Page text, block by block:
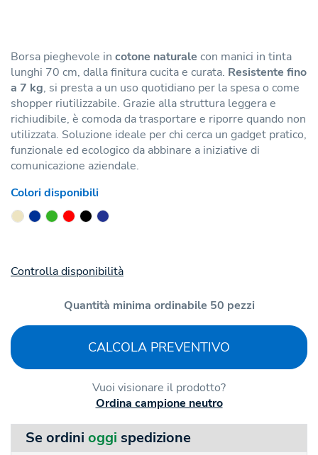
Borsa pieghevole in cotone naturale con manici in tinta
lunghi 70 cm, dalla finitura cucita e curata. Resistente fino
a 7 kg, si presta a un uso quotidiano per la spesa o come
shopper riutilizzabile. Grazie alla struttura leggera e
richiudibile, è comoda da trasportare e riporre quando non
utilizzata. Soluzione ideale per chi cerca un gadget pratico,
funzionale ed ecologico da abbinare a iniziative di
comunicazione aziendale.
Colori disponibili
Controlla disponibilità
Quantità minima ordinabile 50 pezzi
CALCOLA PREVENTIVO
Vuoi visionare il prodotto?
Ordina campione neutro
Se ordini oggi spedizione